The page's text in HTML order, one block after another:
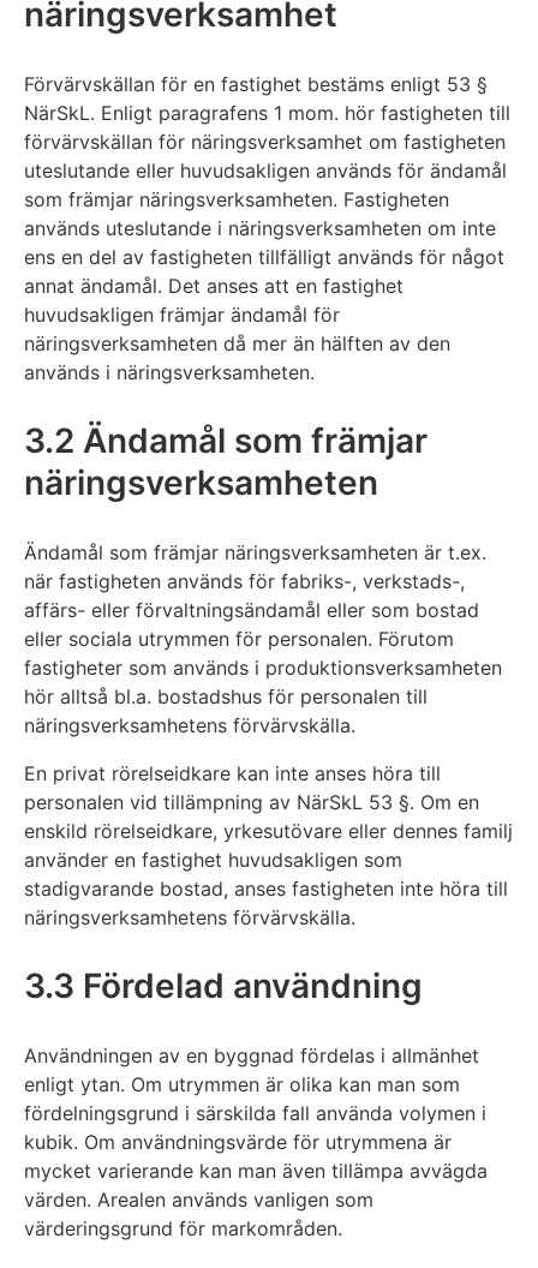
näringsverksamhet
Förvärvskällan för en fastighet bestäms enligt 53 §
NärSkL. Enligt paragrafens 1 mom. hör fastigheten till
förvärvskällan för näringsverksamhet om fastigheten
uteslutande eller huvudsakligen används för ändamål
som främjar näringsverksamheten. Fastigheten
används uteslutande i näringsverksamheten om inte
ens en del av fastigheten tillfälligt används för något
annat ändamål. Det anses att en fastighet
huvudsakligen främjar ändamål för
näringsverksamheten då mer än hälften av den
används i näringsverksamheten.
3.2 Ändamål som främjar
näringsverksamheten
Ändamål som främjar näringsverksamheten är t.ex.
när fastigheten används för fabriks-, verkstads-,
affärs- eller förvaltningsändamål eller som bostad
eller sociala utrymmen för personalen. Förutom
fastigheter som används i produktionsverksamheten
hör alltså bl.a. bostadshus för personalen till
näringsverksamhetens förvärvskälla.
En privat rörelseidkare kan inte anses höra till
personalen vid tillämpning av NärSkL 53 §. Om en
enskild rörelseidkare, yrkesutövare eller dennes familj
använder en fastighet huvudsakligen som
stadigvarande bostad, anses fastigheten inte höra till
näringsverksamhetens förvärvskälla.
3.3 Fördelad användning
Användningen av en byggnad fördelas i allmänhet
enligt ytan. Om utrymmen är olika kan man som
fördelningsgrund i särskilda fall använda volymen i
kubik. Om användningsvärde för utrymmena är
mycket varierande kan man även tillämpa avvägda
värden. Arealen används vanligen som
värderingsgrund för markområden.